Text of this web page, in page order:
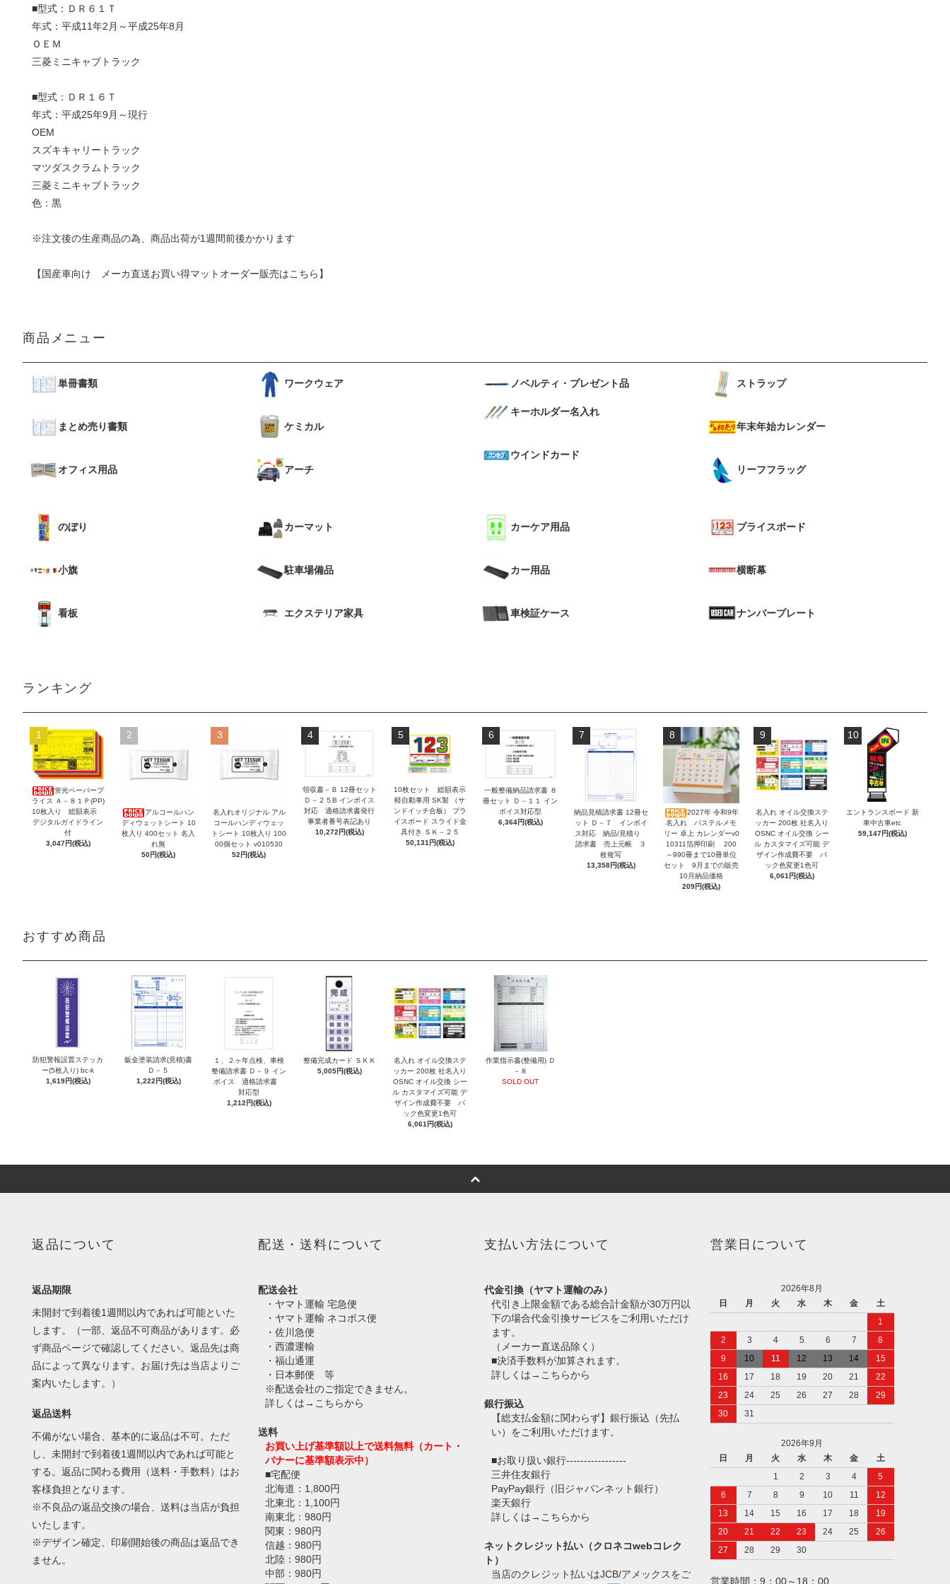
■型式：ＤＲ６１Ｔ
年式：平成11年2月～平成25年8月
ＯＥＭ
三菱ミニキャブトラック
■型式：ＤＲ１６Ｔ
年式：平成25年9月～現行
OEM
スズキキャリートラック
マツダスクラムトラック
三菱ミニキャブトラック
色：黒
※注文後の生産商品の為、商品出荷が1週間前後かかります
【国産車向け メーカ直送お買い得マットオーダー販売はこちら】
商品メニュー
単冊書類
まとめ売り書類
オフィス用品
ワークウェア
ケミカル
アーチ
ノベルティ・プレゼント品
キーホルダー名入れ
ウインドカード
ストラップ
年末年始カレンダー
リーフフラッグ
のぼり
小旗
看板
カーマット
駐車場備品
エクステリア家具
カーケア用品
カー用品
車検証ケース
プライスボード
横断幕
ナンバープレート
ランキング
1
蛍光ペーパープ
ライス Ａ－８１Ｐ(PP)
10枚入り 総額表示
デジタルガイドライン
付
3,047円(税込)
2
アルコールハン
ディウェットシート 10
枚入り 400セット 名入
れ無
50円(税込)
3
名入れオリジナル アル
コールハンディウェッ
トシート 10枚入り 100
00個セット v010530
52円(税込)
4
領収書－Ｂ 12冊セット
Ｄ－２５B インボイス
対応 適格請求書発行
事業者番号表記あり
10,272円(税込)
5
10枚セット 総額表示
軽自動車用 SK製 （サ
ンドイッチ合板） プラ
イスボード スライド金
具付き ＳＫ－２５
50,131円(税込)
6
一般整備納品請求書 ８
冊セット Ｄ－１１ イン
ボイス対応型
6,364円(税込)
7
納品見積請求書 12冊セ
ット Ｄ－７ インボイ
ス対応 納品/見積り
請求書 売上元帳 ３
枚複写
13,358円(税込)
8
2027年 令和9年
名入れ パステルメモ
リー 卓上 カレンダーv0
10311箔押印刷 200
～990冊まで10冊単位
セット 9月までの販売
10月納品価格
209円(税込)
9
名入れ オイル交換ステ
ッカー 200枚 社名入り
OSNC オイル交換 シー
ル カスタマイズ可能 デ
ザイン作成費不要 バ
ック色変更1色可
6,061円(税込)
10
エントランスボード 新
車中古車etc
59,147円(税込)
おすすめ商品
防犯警報設置ステッカ
ー(5枚入り) bc-k
1,619円(税込)
鈑金塗装請求(見積)書
Ｄ－５
1,222円(税込)
１、２ヶ年点検、車検
整備請求書 Ｄ－９ イン
ボイス 適格請求書
対応型
1,212円(税込)
整備完成カード ＳＫＫ
5,005円(税込)
名入れ オイル交換ステ
ッカー 200枚 社名入り
OSNC オイル交換 シー
ル カスタマイズ可能 デ
ザイン作成費不要 バ
ック色変更1色可
6,061円(税込)
作業指示書(整備用) Ｄ
－８
SOLD OUT
返品について
返品期限
未開封で到着後1週間以内であれば可能といた
します。（一部、返品不可商品があります。必
ず商品ページで確認してください。返品先は商
品によって異なります。お届け先は当店よりご
案内いたします。）
返品送料
不備がない場合、基本的に返品は不可。ただ
し、未開封で到着後1週間以内であれば可能と
する。返品に関わる費用（送料・手数料）はお
客様負担となります。
※不良品の返品交換の場合、送料は当店が負担
いたします。
※デザイン確定、印刷開始後の商品は返品でき
ません。
配送・送料について
配送会社
・ヤマト運輸 宅急便
・ヤマト運輸 ネコポス便
・佐川急便
・西濃運輸
・福山通運
・日本郵便 等
※配送会社のご指定できません。
詳しくは→ こちらから
送料
お買い上げ基準額以上で送料無料（カート・
バナーに基準額表示中）
■宅配便
北海道：1,800円
北東北：1,100円
南東北：980円
関東：980円
信越：980円
北陸：980円
中部：980円
支払い方法について
代金引換（ヤマト運輸のみ）
代引き上限金額である総合計金額が30万円以
下の場合代金引換サービスをご利用いただけ
ます。
（メーカー直送品除く）
■決済手数料が加算されます。
詳しくは→ こちらから
銀行振込
【総支払金額に関わらず】銀行振込（先払
い）をご利用いただけます。
■お取り扱い銀行-----------------
三井住友銀行
PayPay銀行（旧ジャパンネット銀行）
楽天銀行
詳しくは→ こちらから
ネットクレジット払い（クロネコwebコレク
ト）
当店のクレジット払いはJCB/アメックスをご
営業日について
2026年8月
日
月 火 水 木 金
土
1
2
3 4 5 6 7
8
9
10 11 12 13 14
15
16
17 18 19 20 21
22
23
24 25 26 27 28
29
30
31
2026年9月
日
月 火 水 木 金
土
1
2 3 4
5
6
7 8 9 10 11
12
13
14 15 16 17 18
19
20
21 22 23 24 25
26
27
28 29 30
営業時間：9：00～18：00